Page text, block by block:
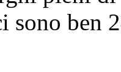
sono ben